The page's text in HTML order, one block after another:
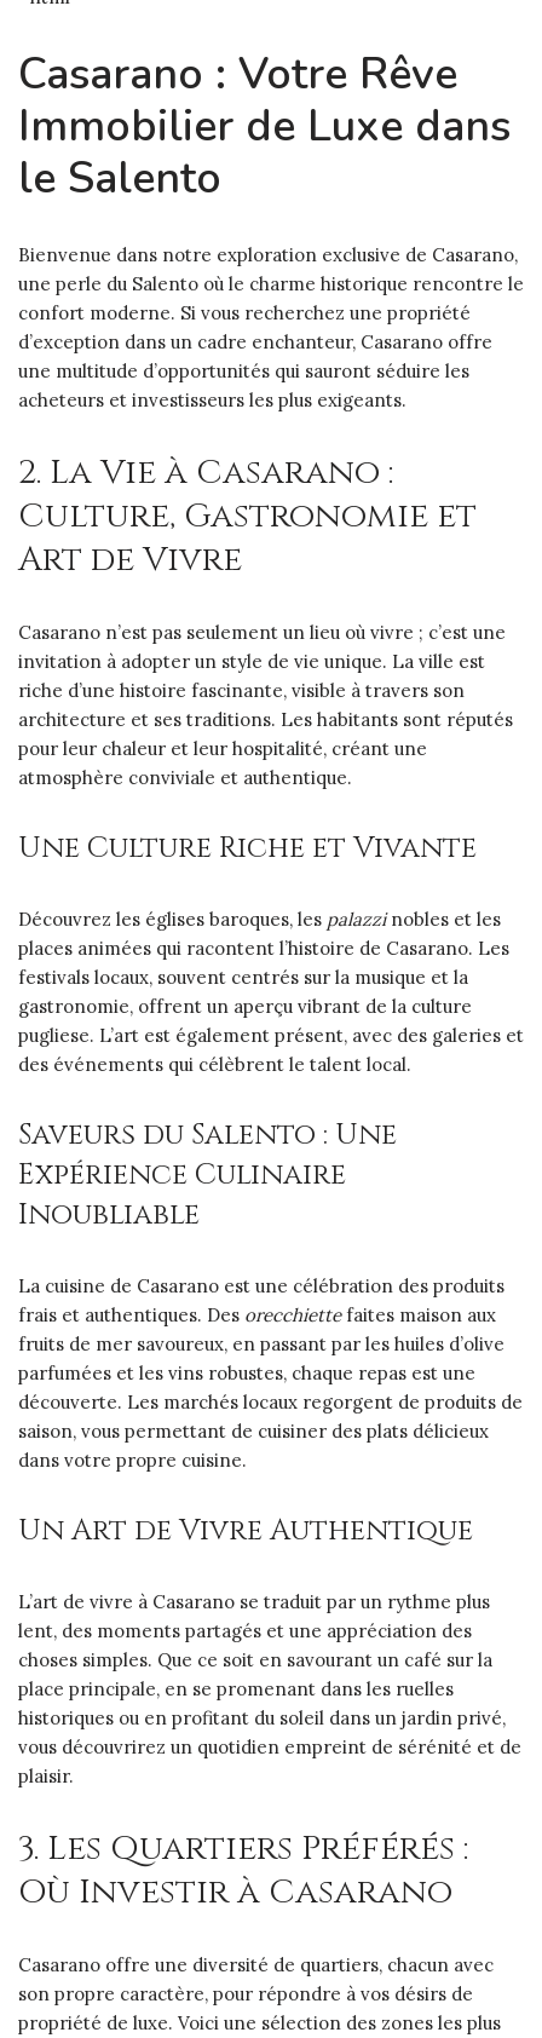
Casarano : Votre Rêve
Immobilier de Luxe dans
le Salento
Bienvenue dans notre exploration exclusive de Casarano,
une perle du Salento où le charme historique rencontre le
confort moderne. Si vous recherchez une propriété
d’exception dans un cadre enchanteur, Casarano offre
une multitude d’opportunités qui sauront séduire les
acheteurs et investisseurs les plus exigeants.
2. La Vie à Casarano :
Culture, Gastronomie et
Art de Vivre
Casarano n’est pas seulement un lieu où vivre ; c’est une
invitation à adopter un style de vie unique. La ville est
riche d’une histoire fascinante, visible à travers son
architecture et ses traditions. Les habitants sont réputés
pour leur chaleur et leur hospitalité, créant une
atmosphère conviviale et authentique.
Une Culture Riche et Vivante
Découvrez les églises baroques, les palazzinobles et les
places animées qui racontent l’histoire de Casarano. Les
festivals locaux, souvent centrés sur la musique et la
gastronomie, offrent un aperçu vibrant de la culture
pugliese. L’art est également présent, avec des galeries et
des événements qui célèbrent le talent local.
Saveurs du Salento : Une
Expérience Culinaire
Inoubliable
La cuisine de Casarano est une célébration des produits
frais et authentiques. Des orecchiettefaites maison aux
fruits de mer savoureux, en passant par les huiles d’olive
parfumées et les vins robustes, chaque repas est une
découverte. Les marchés locaux regorgent de produits de
saison, vous permettant de cuisiner des plats délicieux
dans votre propre cuisine.
Un Art de Vivre Authentique
L’art de vivre à Casarano se traduit par un rythme plus
lent, des moments partagés et une appréciation des
choses simples. Que ce soit en savourant un café sur la
place principale, en se promenant dans les ruelles
historiques ou en profitant du soleil dans un jardin privé,
vous découvrirez un quotidien empreint de sérénité et de
plaisir.
3. Les Quartiers Préférés :
Où Investir à Casarano
Casarano offre une diversité de quartiers, chacun avec
son propre caractère, pour répondre à vos désirs de
propriété de luxe. Voici une sélection des zones les plus